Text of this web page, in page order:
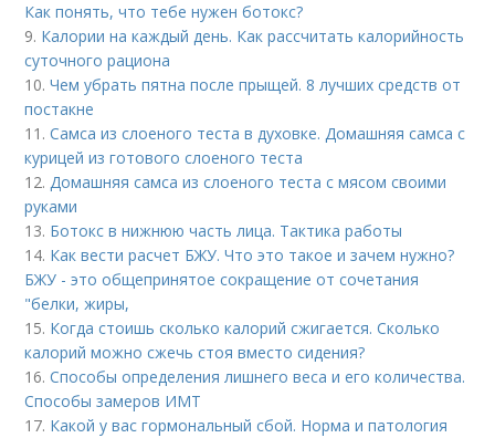
Как понять, что тебе нужен ботокс?
9. Калории на каждый день. Как рассчитать калорийность
суточного рациона
10.Чем убрать пятна после прыщей. 8 лучших средств от
постакне
11.Самса из слоеного теста в духовке. Домашняя самса с
курицей из готового слоеного теста
12.Домашняя самса из слоеного теста с мясом своими
руками
13. Ботокс в нижнюю часть лица. Тактика работы
14. Как вести расчет БЖУ. Что это такое и зачем нужно?
БЖУ - это общепринятое сокращение от сочетания
"белки, жиры,
15. Когда стоишь сколько калорий сжигается. Сколько
калорий можно сжечь стоя вместо сидения?
16.Способы определения лишнего веса и его количества.
Способы замеров ИМТ
17. Какой у вас гормональный сбой. Норма и патология